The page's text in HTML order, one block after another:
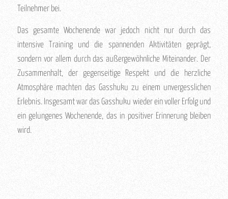
Teilnehmer bei.
Das gesamte Wochenende war jedoch nicht nur durch das
intensive Training und die spannenden Aktivitäten geprägt,
sondern vor allem durch das außergewöhnliche Miteinander. Der
Zusammenhalt, der gegenseitige Respekt und die herzliche
Atmosphäre machten das Gasshuku zu einem unvergesslichen
Erlebnis. Insgesamt war das Gasshuku wieder ein voller Erfolg und
ein gelungenes Wochenende, das in positiver Erinnerung bleiben
wird.